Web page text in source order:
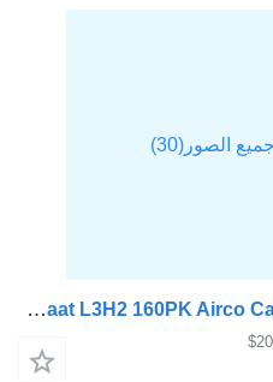
IVECO Daily 35S16 Automaat L3H2 160PK Airco Camera Parkeersensoren Eur